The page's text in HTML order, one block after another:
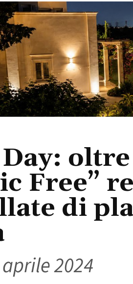
Free”
di
2024